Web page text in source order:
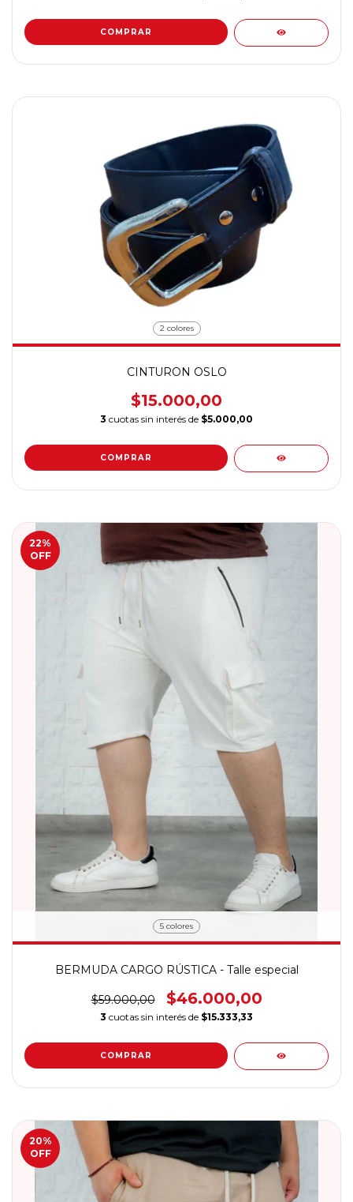
COMPRAR
2 colores
CINTURON OSLO
$15.000,00
3 cuotas sin interés de $5.000,00
COMPRAR
22%
OFF
5 colores
BERMUDA CARGO RÚSTICA - Talle especial
$59.000,00 $46.000,00
3 cuotas sin interés de $15.333,33
COMPRAR
20%
OFF